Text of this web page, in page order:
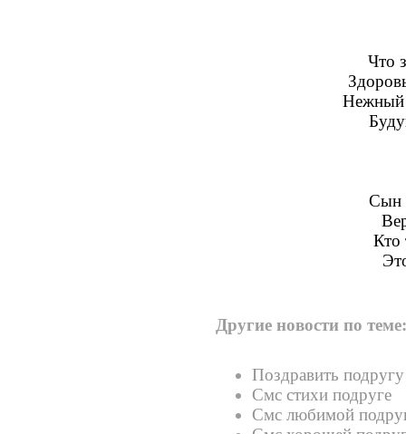
Что
Нежный
Сын
Кто
Другие новости по теме:
Поздравить
Смс стихи подруге
Смс любимой